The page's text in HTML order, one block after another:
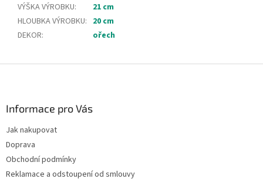
VÝŠKA VÝROBKU:
21 cm
HLOUBKA VÝROBKU: 20 cm
DEKOR: ořech
Informace pro Vás
Jak nakupovat
Doprava
Obchodní podmínky
Reklamace a odstoupení od smlouvy